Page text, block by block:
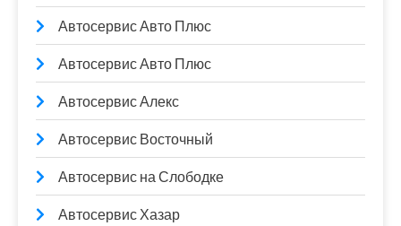
Автосервис Авто Плюс
Автосервис Авто Плюс
Автосервис Алекс
Автосервис Восточный
Автосервис на Слободке
Автосервис Хазар